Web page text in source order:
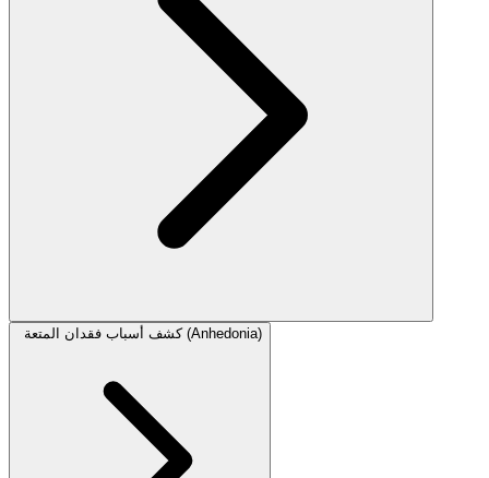
كشف أسباب فقدان المتعة (Anhedonia)